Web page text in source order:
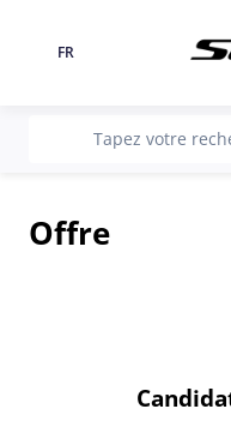
Langue
FR
recherche
Tapez votre
Offre